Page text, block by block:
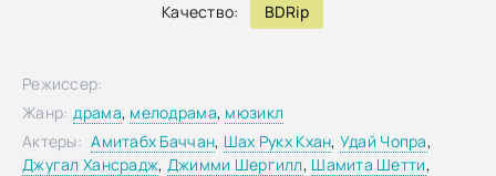
Качество: BDRip
Режиссер:
Жанр: драма, мелодрама, мюзикл
Актеры: Амитабх Баччан, Шах Рукх Кхан, Удай Чопра,
Джугал Хансрадж, Джимми Шергилл, Шамита Шетти,